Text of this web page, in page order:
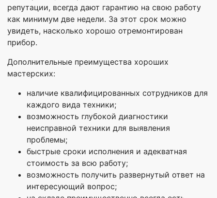
репутации, всегда дают гарантию на свою работу
как минимум две недели. За этот срок можно
увидеть, насколько хорошо отремонтирован
прибор.
Дополнительные преимущества хороших
мастерских:
наличие квалифицированных сотрудников для
каждого вида техники;
возможность глубокой диагностики
неисправной техники для выявления
проблемы;
быстрые сроки исполнения и адекватная
стоимость за всю работу;
возможность получить развернутый ответ на
интересующий вопрос;